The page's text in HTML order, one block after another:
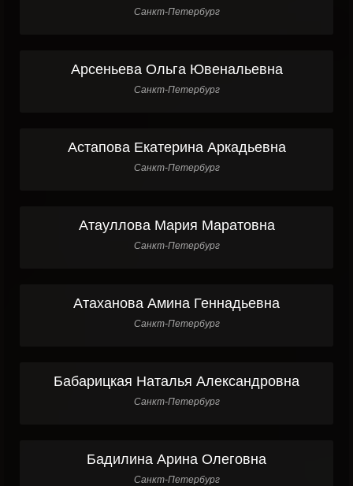
Санкт-Петербург
Арсеньева Ольга Ювенальевна
Санкт-Петербург
Астапова Екатерина Аркадьевна
Санкт-Петербург
Атауллова Мария Маратовна
Санкт-Петербург
Атаханова Амина Геннадьевна
Санкт-Петербург
Бабарицкая Наталья Александровна
Санкт-Петербург
Бадилина Арина Олеговна
Санкт-Петербург